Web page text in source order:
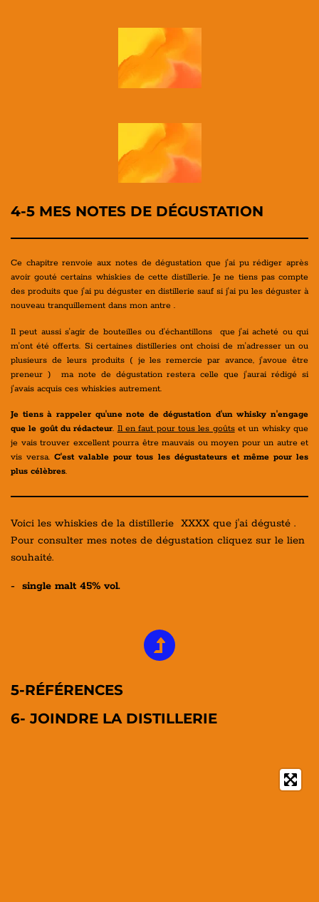
4-5 MES NOTES DE DÉGUSTATION
Ce chapitre renvoie aux notes de dégustation que j'ai pu rédiger après
avoir gouté certains whiskies de cette distillerie. Je ne tiens pas compte
des produits que j'ai pu déguster en distillerie sauf si j'ai pu les déguster à
nouveau tranquillement dans mon antre .
Il peut aussi s'agir de bouteilles ou d'échantillons que j'ai acheté ou qui
m'ont été offerts. Si certaines distilleries ont choisi de m'adresser un ou
plusieurs de leurs produits ( je les remercie par avance, j'avoue être
preneur ) ma note de dégustation restera celle que j'aurai rédigé si
j'avais acquis ces whiskies autrement.
Je tiens à rappeler qu'une note de dégustation d'un whisky n'engage
que le goût du rédacteur. Il en faut pour tous les goûtset un whisky que
je vais trouver excellent pourra être mauvais ou moyen pour un autre et
vis versa.C'est valable pour tous les dégustateurs et même pour les
plus célèbres.
Voici les whiskies de la distillerie XXXX que j'ai dégusté .
Pour consulter mes notes de dégustation cliquez sur le lien
souhaité.
- single malt 45% vol.
5-RÉFÉRENCES
6- JOINDRE LA DISTILLERIE